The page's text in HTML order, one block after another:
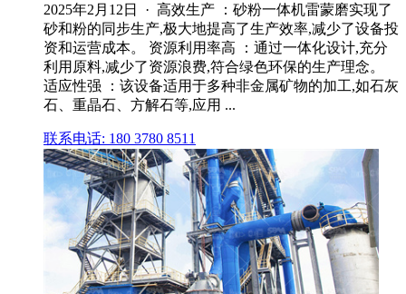
2025年2月12日 · 高效生产 ：砂粉一体机雷蒙磨实现了
砂和粉的同步生产,极大地提高了生产效率,减少了设备投
资和运营成本。 资源利用率高 ：通过一体化设计,充分
利用原料,减少了资源浪费,符合绿色环保的生产理念。
适应性强 ：该设备适用于多种非金属矿物的加工,如石灰
石、重晶石、方解石等,应用 ...
联系电话: 180 3780 8511